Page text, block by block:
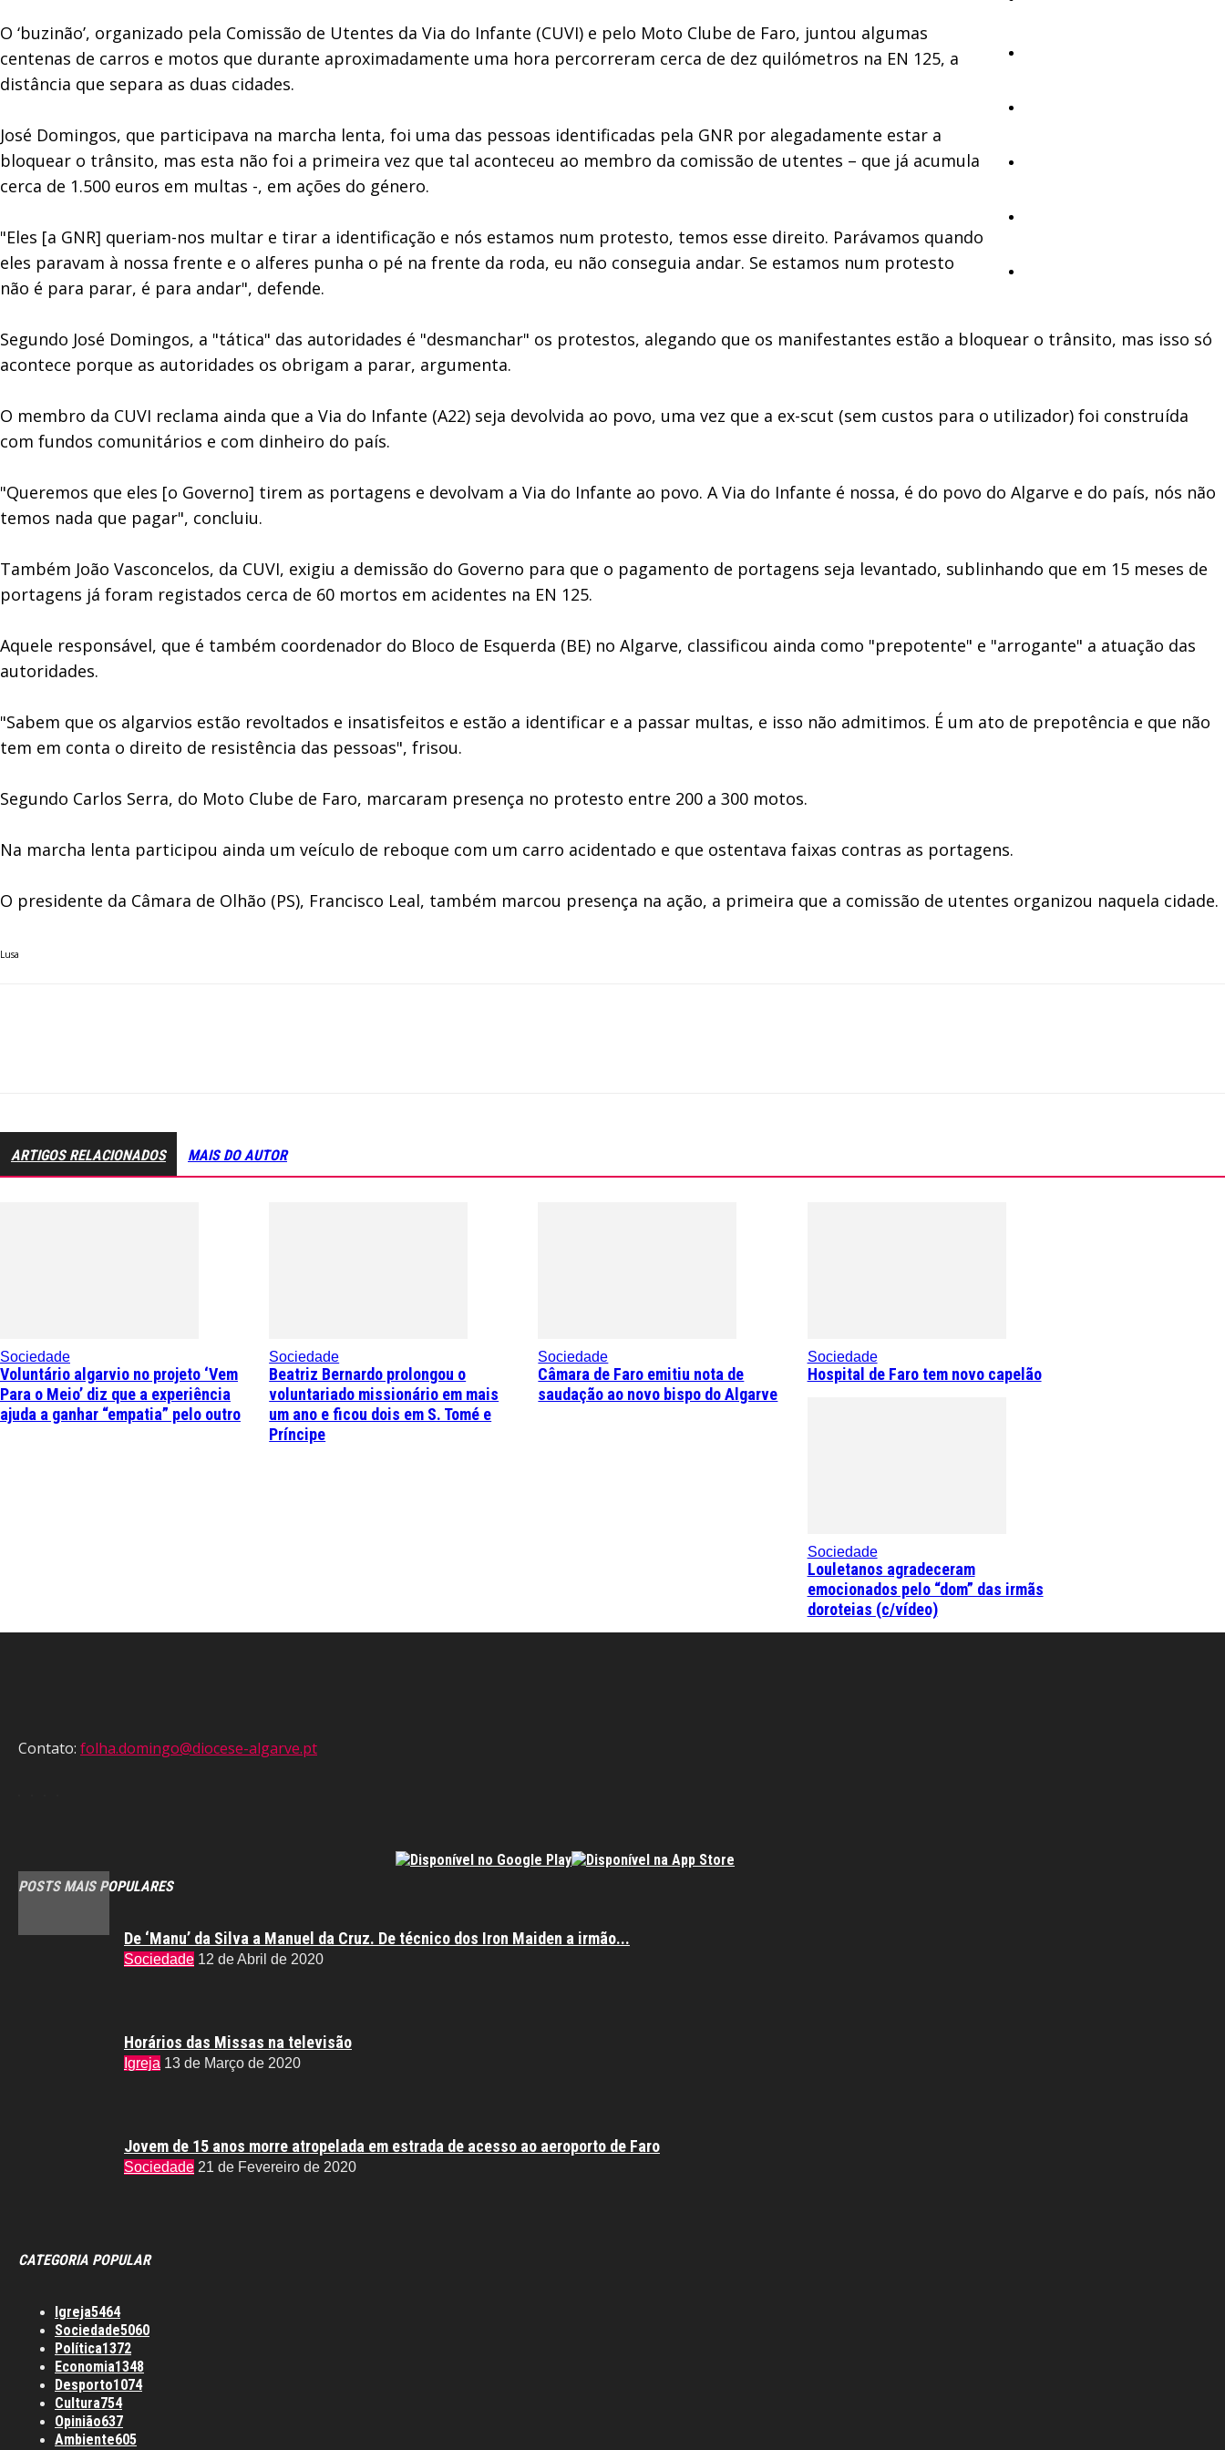
O ‘buzinão’, organizado pela Comissão de Utentes da Via do Infante (CUVI) e pelo Moto Clube de Faro, juntou algumas
centenas de carros e motos que durante aproximadamente uma hora percorreram cerca de dez quilómetros na EN 125, a
distância que separa as duas cidades.
José Domingos, que participava na marcha lenta, foi uma das pessoas identificadas pela GNR por alegadamente estar a
bloquear o trânsito, mas esta não foi a primeira vez que tal aconteceu ao membro da comissão de utentes – que já acumula
cerca de 1.500 euros em multas -, em ações do género.
"Eles [a GNR] queriam-nos multar e tirar a identificação e nós estamos num protesto, temos esse direito. Parávamos quando
eles paravam à nossa frente e o alferes punha o pé na frente da roda, eu não conseguia andar. Se estamos num protesto
não é para parar, é para andar", defende.
Segundo José Domingos, a "tática" das autoridades é "desmanchar" os protestos, alegando que os manifestantes estão a bloquear o trânsito, mas isso só
acontece porque as autoridades os obrigam a parar, argumenta.
O membro da CUVI reclama ainda que a Via do Infante (A22) seja devolvida ao povo, uma vez que a ex-scut (sem custos para o utilizador) foi construída
com fundos comunitários e com dinheiro do país.
"Queremos que eles [o Governo] tirem as portagens e devolvam a Via do Infante ao povo. A Via do Infante é nossa, é do povo do Algarve e do país, nós não
temos nada que pagar", concluiu.
Também João Vasconcelos, da CUVI, exigiu a demissão do Governo para que o pagamento de portagens seja levantado, sublinhando que em 15 meses de
portagens já foram registados cerca de 60 mortos em acidentes na EN 125.
Aquele responsável, que é também coordenador do Bloco de Esquerda (BE) no Algarve, classificou ainda como "prepotente" e "arrogante" a atuação das
autoridades.
"Sabem que os algarvios estão revoltados e insatisfeitos e estão a identificar e a passar multas, e isso não admitimos. É um ato de prepotência e que não
tem em conta o direito de resistência das pessoas", frisou.
Segundo Carlos Serra, do Moto Clube de Faro, marcaram presença no protesto entre 200 a 300 motos.
Na marcha lenta participou ainda um veículo de reboque com um carro acidentado e que ostentava faixas contras as portagens.
O presidente da Câmara de Olhão (PS), Francisco Leal, também marcou presença na ação, a primeira que a comissão de utentes organizou naquela cidade.
Lusa
ARTIGOS RELACIONADOS MAIS DO AUTOR
Sociedade
Voluntário algarvio no projeto ‘Vem
Para o Meio’ diz que a experiência
ajuda a ganhar “empatia” pelo outro
Sociedade
Beatriz Bernardo prolongou o
voluntariado missionário em mais
um ano e ficou dois em S. Tomé e
Príncipe
Sociedade
Câmara de Faro emitiu nota de
saudação ao novo bispo do Algarve
Sociedade
Hospital de Faro tem novo capelão
Sociedade
Louletanos agradeceram
emocionados pelo “dom” das irmãs
doroteias (c/vídeo)
Contato: folha.domingo@diocese-algarve.pt
POSTS MAIS POPULARES
De ‘Manu’ da Silva a Manuel da Cruz. De técnico dos Iron Maiden a irmão...
Sociedade 12 de Abril de 2020
Horários das Missas na televisão
Igreja 13 de Março de 2020
Jovem de 15 anos morre atropelada em estrada de acesso ao aeroporto de Faro
Sociedade 21 de Fevereiro de 2020
CATEGORIA POPULAR
Igreja5464
Sociedade5060
Política1372
Economia1348
Desporto1074
Cultura754
Opinião637
Ambiente605